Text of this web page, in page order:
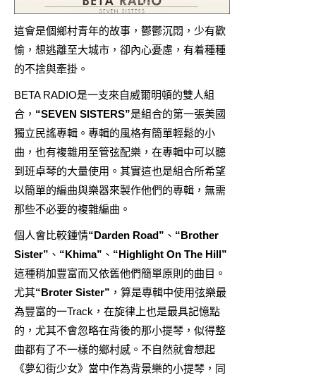
這會是個鄉村青年的故事，鬱鬱沉悶，少有歡
愉，想逃離至大城市，卻內心憂慮，有着種種
的不捨與牽掛。
BETA RADIO是一支來自威爾明頓的雙人組
合， “SEVEN SISTERS”是組合的第一張美國
獨立民謠專輯。專輯的風格有簡單輕鬆的小
曲，也有複雜用至管弦配樂，在專輯中可以聽
到班卓琴的大量使用。其實這也是組合所希望
以簡單的編曲與樂器來製作他們的專輯，無需
那些不必要的複雜編曲。
個人會比較鍾情“Darden Road” 、 “Brother
Sister” 、 “Khima” 、 “Highlight On The Hill”
這種稍加豐富而又依舊他們簡單原則的曲目。
尤其“Broter Sister” ，算是專輯中使用弦樂最
為豐富的一Track，在旋律上也是最具記憶點
的，尤其不會忽略在背後的那小提琴，似得整
曲都有了不一樣的鄉村感。不自然就會想起
《夢幻街少女》當中作為背景樂的小提琴，同